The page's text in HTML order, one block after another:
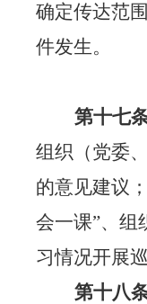
确定传达范
件发生。
第十七
组织（党委
的意见建议
会一课”、组
习情况开展
第十八